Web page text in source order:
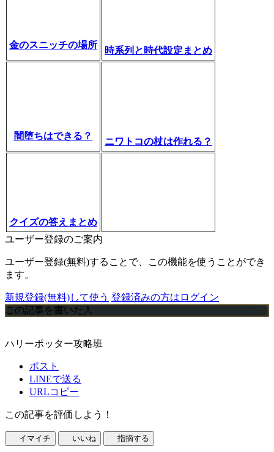
金のスニッチの場所
時系列と時代設定まとめ
闇堕ちはできる？
ニワトコの杖は作れる？
クイズの答えまとめ
ユーザー登録のご案内
ユーザー登録(無料)することで、この機能を使うことができ
ます。
新規登録(無料)して使う 登録済みの方はログイン
この記事を書いた人
ハリーポッター攻略班
ポスト
LINEで送る
URLコピー
この記事を評価しよう！
イマイチ いいね 指摘する